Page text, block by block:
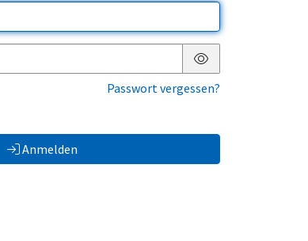
Passwort anzeigen
Passwort vergessen?
Anmelden